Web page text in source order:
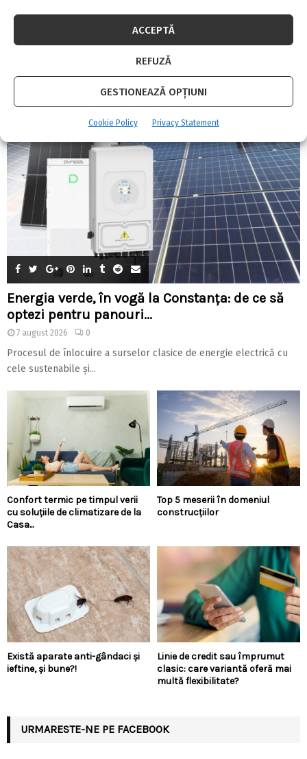
ACCEPTĂ
REFUZĂ
GESTIONEAZĂ OPȚIUNI
Cookie Policy Privacy Statement
Please enter an Access Token
Energia verde, în vogă la Constanța: de ce să
optezi pentru panouri...
7 august 2026 0
Procesul de înlocuire a surselor clasice de energie electrică cu
cele sustenabile și...
Confort termic pe timpul verii
cu soluțiile de climatizare de la
Casa...
Top 5 meserii în domeniul
construcțiilor
Există aparate anti-gândaci și
ieftine, și bune?!
Linie de credit sau împrumut
clasic: care variantă oferă mai
multă flexibilitate?
URMARESTE-NE PE FACEBOOK